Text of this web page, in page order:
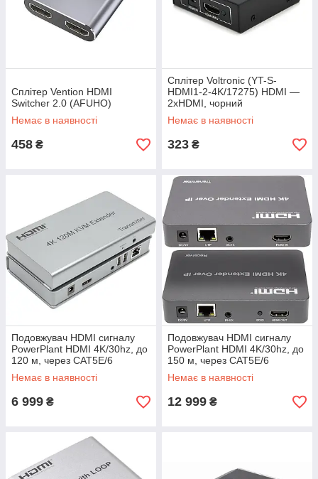
Сплітер Vention HDMI
Switcher 2.0 (AFUHO)
Немає в наявності
458 ₴
Сплітер Voltronic (YT-S-
HDMI1-2-4K/17275) HDMI —
2xHDMI, чорний
Немає в наявності
323 ₴
Подовжувач HDMI сигналу
PowerPlant HDMI 4K/30hz, до
120 м, через CAT5E/6
(HDES120-KVM) (CA912933)
Немає в наявності
6 999 ₴
Подовжувач HDMI сигналу
PowerPlant HDMI 4K/30hz, до
150 м, через CAT5E/6
(HDES150-KVM) (CA912957)
Немає в наявності
12 999 ₴